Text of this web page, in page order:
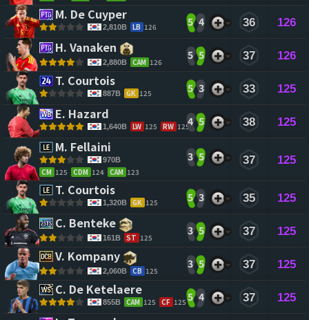
M. De Cuyper
2,810B LB 126 5 4 36 126
H. Vanaken
2,880B CAM 126
5 5 37 126
T. Courtois
887B GK 125 5 3 33 125
E. Hazard
1,640B LW 125 RW 1254 5 38 125
M. Fellaini
970B
CM 125 CDM 124 CAM 123
3 5 37 125
T. Courtois
1,320B GK 125 5 3 35 125
C. Benteke
161B ST 125
3 5 37 125
V. Kompany
2,060B CB 125
3 5 37 125
C. De Ketelaere
855B CAM 125 CF 125 5 4 37 125